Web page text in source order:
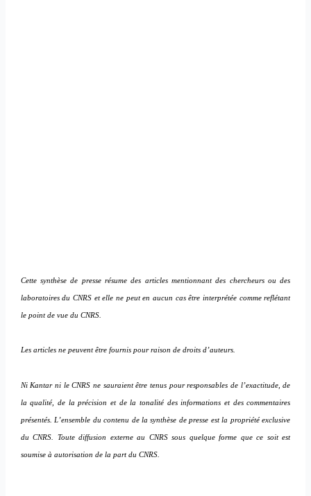
Cette synthèse de presse résume des articles mentionnant des chercheurs ou des
laboratoires du CNRS et elle ne peut en aucun cas être interprétée comme reflétant
le point de vue du CNRS.
Les articles ne peuvent être fournis pour raison de droits d’auteurs.
Ni Kantar ni le CNRS ne sauraient être tenus pour responsables de l’exactitude, de
la qualité, de la précision et de la tonalité des informations et des commentaires
présentés. L’ensemble du contenu de la synthèse de presse est la propriété exclusive
du CNRS. Toute diffusion externe au CNRS sous quelque forme que ce soit est
soumise à autorisation de la part du CNRS.